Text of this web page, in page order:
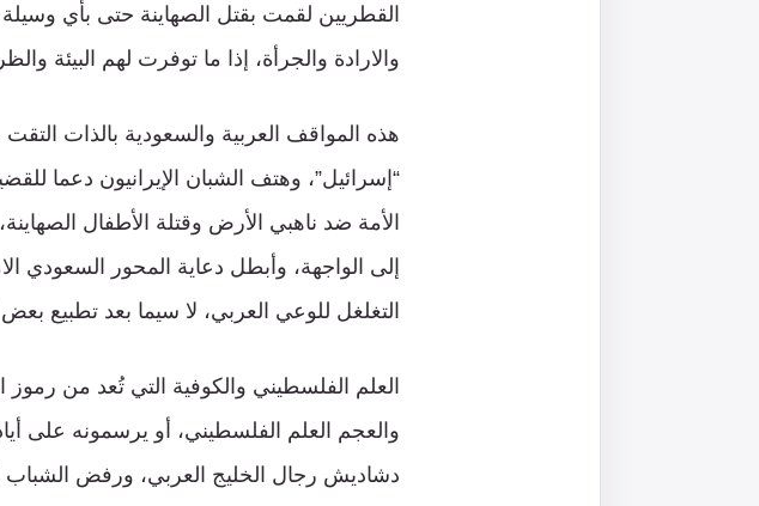
القطريين لقمت بقتل الصهاينة حتى بأي
والارادة والجرأة، إذا ما توفرت لهم البيئة
هذه المواقف العربية والسعودية بالذات
“إسرائيل”، وهتف الشبان الإيرانيون دعما
الأمة ضد ناهبي الأرض وقتلة الأطفال
إلى الواجهة، وأبطل دعاية المحور
التغلغل للوعي العربي، لا سيما بعد تطبيع بعض
العلم الفلسطيني والكوفية التي تُعد من
والعجم العلم الفلسطيني، أو يرسمونه على
دشاديش رجال الخليج العربي، ورفض الشباب